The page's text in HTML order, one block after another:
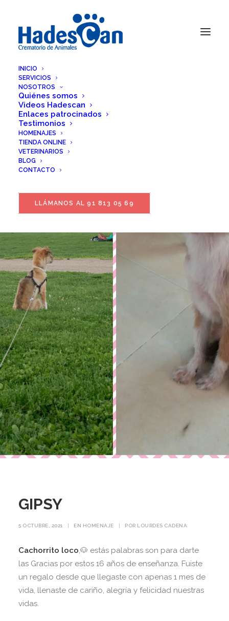
INICIO
SERVICIOS
NOSOTROS
Quiénes somos
Videos Hadescan
Enlaces patrocinados
Testimonios
HOMENAJES
TIENDA ONLINE
VETERINARIOS
BLOG
CONTACTO
LLÁMANOS AL 91 813 05 69
GIPSY
5 OCTUBRE, 2021 | EN HOMENAJE | POR LOURDES CADENA
Cachorrito loco,🐶 estás palabras son para darte
las Gracias por estos 16 años de enseñanza. Fuiste
un regalo desde que llegaste con apenas 1 mes de
vida, llenaste de cariño, alegría y felicidad nuestras
vidas.